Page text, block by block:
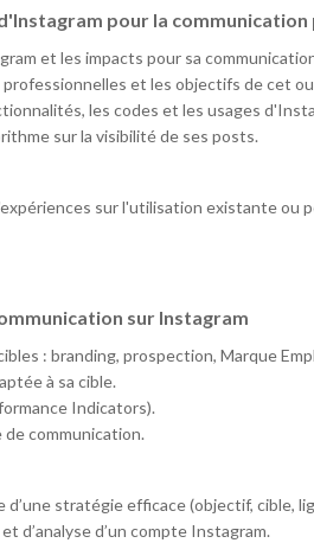
pour la
et les impacts pour sa
et les objectifs de cet
les codes et les usages
sur la visibilité de ses posts.
sur l'utilisation existante ou
sur Instagram
: branding, prospection, Marque
à sa cible.
Indicators).
communication.
stratégie efficace (objectif, cible,
d’analyse d’un compte Instagram.